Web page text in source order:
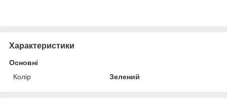
Характеристики
Основні
Колір
Зелений